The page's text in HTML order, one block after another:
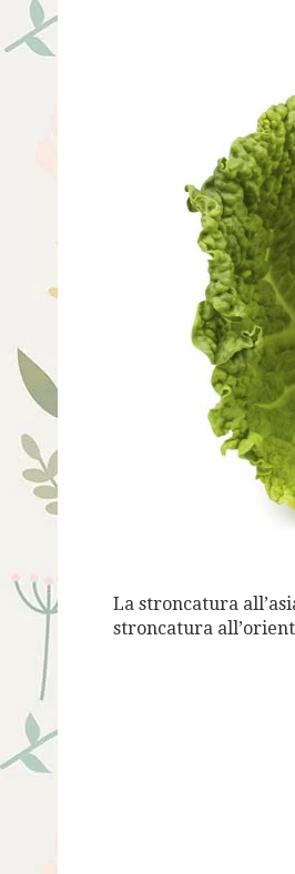
La stroncatura
stroncatura